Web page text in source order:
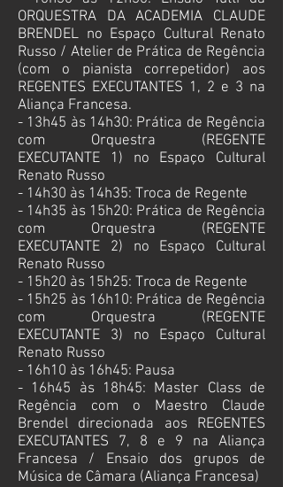
ORQUESTRA DA ACADEMIA CLAUDE
BRENDEL no Espaço Cultural Renato
Russo / Atelier de Prática de Regência
(com o pianista correpetidor) aos
REGENTES EXECUTANTES 1, 2 e 3 na
Aliança Francesa.
- 13h45 às 14h30: Prática de Regência
com Orquestra (REGENTE
EXECUTANTE 1) no
Espaço Cultural
Renato Russo
- 14h30 às 14h35: Troca de Regente
- 14h35 às 15h20: Prática de Regência
com Orquestra (REGENTE
EXECUTANTE 2) no Espaço Cultural
Renato Russo
- 15h20 às 15h25: Troca de Regente
- 15h25 às 16h10: Prática de Regência
com Orquestra (REGENTE
EXECUTANTE 3) no Espaço Cultural
Renato Russo
- 16h10 às 16h45: Pausa
- 16h45 às 18h45: Master Class de
Regência com o Maestro Claude
Brendel direcionada aos REGENTES
EXECUTANTES 7, 8 e 9 na Aliança
Francesa / Ensaio dos grupos de
Música de Câmara (Aliança Francesa)